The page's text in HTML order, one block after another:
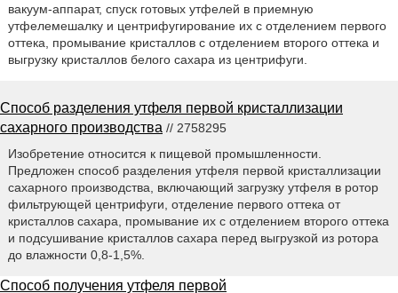
вакуум-аппарат, спуск готовых утфелей в приемную
утфелемешалку и центрифугирование их с отделением первого
оттека, промывание кристаллов с отделением второго оттека и
выгрузку кристаллов белого сахара из центрифуги.
Способ разделения утфеля первой кристаллизации
сахарного производства // 2758295
Изобретение относится к пищевой промышленности.
Предложен способ разделения утфеля первой кристаллизации
сахарного производства, включающий загрузку утфеля в ротор
фильтрующей центрифуги, отделение первого оттека от
кристаллов сахара, промывание их с отделением второго оттека
и подсушивание кристаллов сахара перед выгрузкой из ротора
до влажности 0,8-1,5%.
Способ получения утфеля первой